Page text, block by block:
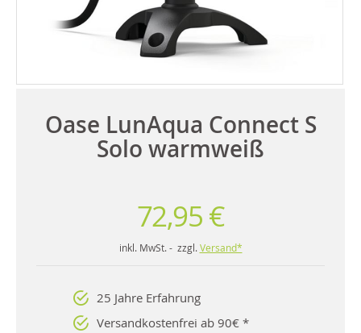
Oase LunAqua Connect S
Solo warmweiß
72,95 €
inkl. MwSt. - zzgl. Versand*
25 Jahre Erfahrung
Versandkostenfrei ab 90€ *